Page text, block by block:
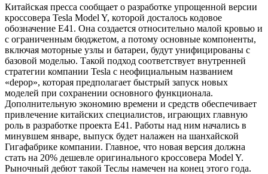
Китайская пресса сообщает о разработке упрощенной версии
кроссовера Tesla Model Y, которой досталось кодовое
обозначение E41. Она создается относительно малой кровью и
с ограниченным бюджетом, а потому основные компоненты,
включая моторные узлы и батареи, будут унифицированы с
базовой моделью. Такой подход соответствует внутренней
стратегии компании Tesla с неофициальным названием
«depop», которая предполагает быстрый запуск новых
моделей при сохранении основного функционала.
Дополнительную экономию времени и средств обеспечивает
привлечение китайских специалистов, играющих главную
роль в разработке проекта E41. Работы над ним начались в
минувшем январе, выпуск будет налажен на шанхайской
Гигафабрике компании. Главное, что новая версия должна
стать на 20% дешевле оригинального кроссовера Model Y.
Рыночный дебют такой Теслы намечен на конец этого года.